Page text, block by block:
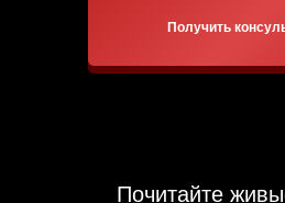
Получить
Почитайте